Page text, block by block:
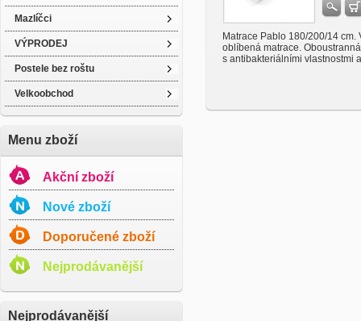
Mazlíčci
VÝPRODEJ
Postele bez roštu
Velkoobchod
Menu zboží
Akční zboží
Nové zboží
Doporučené zboží
Nejprodávanější
Nejprodávanější
Matrace Pablo 180/200/14 cm.
oblíbená matrace.
s antibakteriálními vlastnostmi